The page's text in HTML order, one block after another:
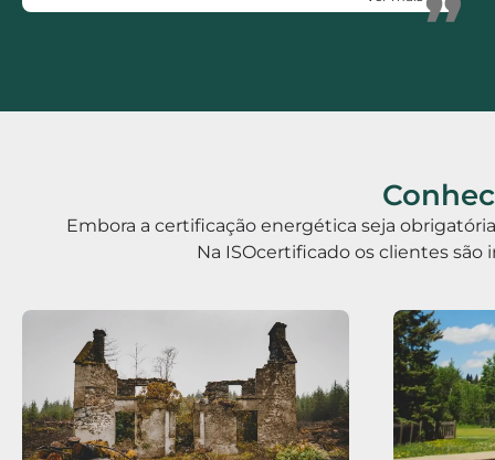
”
Rápidos, Eficientes, polivalentes e Honestos.
Embora a certificação energética seja
Na ISOcertificado os clientes